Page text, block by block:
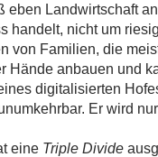
eben Landwirtschaft
handelt, nicht um
von Familien, die
Hände anbauen und
digitalisierten
Er wird
eine Triple Divide